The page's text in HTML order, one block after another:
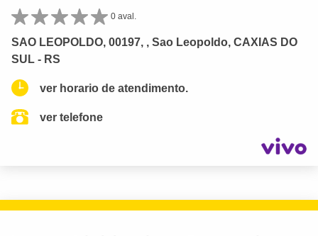
0 aval.
SAO LEOPOLDO, 00197, , Sao Leopoldo, CAXIAS DO
SUL - RS
ver horario de atendimento.
ver telefone